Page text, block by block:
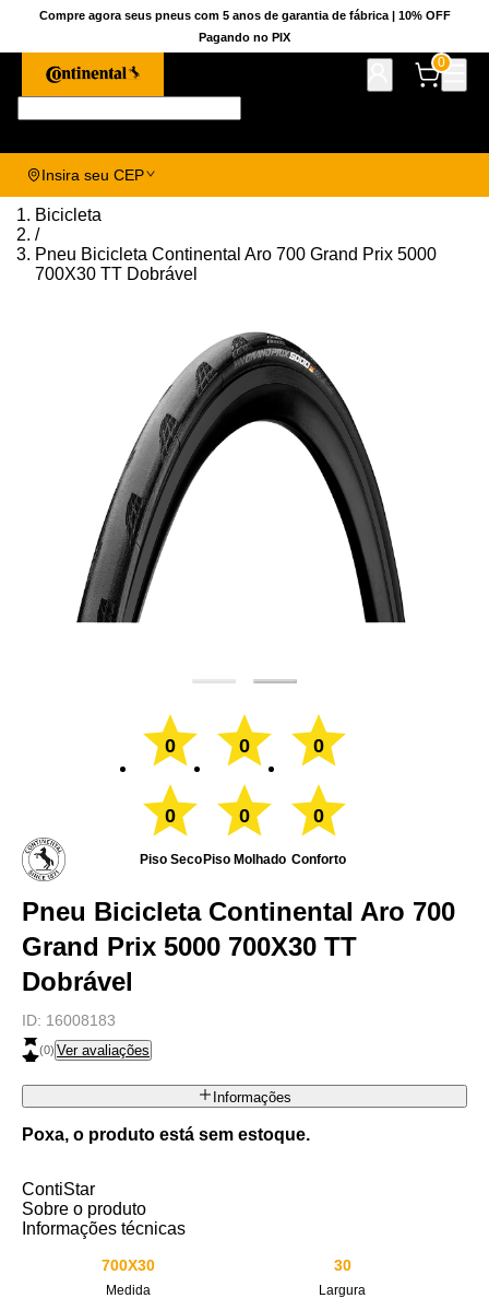
Compre agora seus pneus com 5 anos de garantia de fábrica | 10% OFF
Pagando no PIX
0
Insira seu CEP
Bicicleta
/
Pneu Bicicleta Continental Aro 700 Grand Prix 5000
700X30 TT Dobrável
0
0
Piso Seco
0
0
Piso Molhado
0
0
Conforto
Pneu Bicicleta Continental Aro 700
Grand Prix 5000 700X30 TT
Dobrável
ID: 16008183
(0) Ver avaliações
Informações
Poxa, o produto está sem estoque.
ContiStar
Sobre o produto
Informações técnicas
700X30
Medida
30
Largura